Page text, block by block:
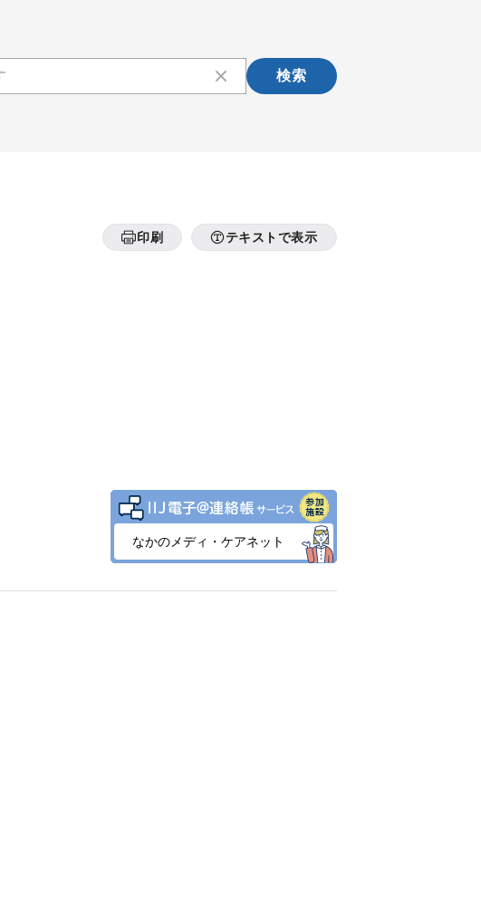
検索
印刷 テキストで表示
なかのメディ・ケアネット